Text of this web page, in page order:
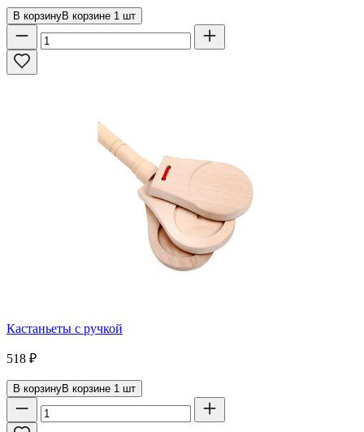
В корзинуВ корзине 1 шт
Кастаньеты с ручкой
518 ₽
В корзинуВ корзине 1 шт